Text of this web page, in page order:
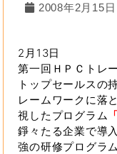
2008年2月15
2月13日
第一回ＨＰＣトレ
トップセールスの
レームワークに落
視したプログラム
錚々たる企業で導
強の研修プログラム